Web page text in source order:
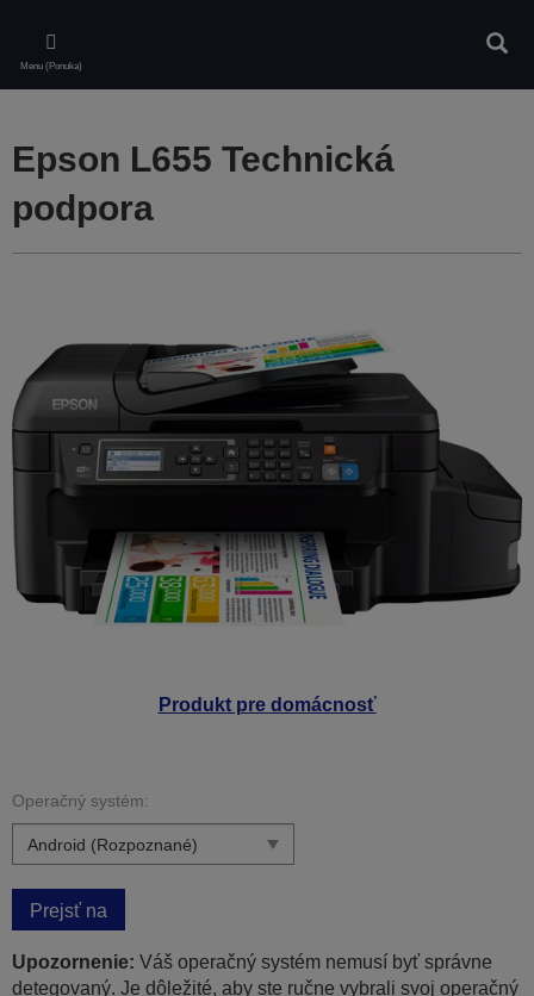
main
content
Menu (Ponuka)
Produkt pre domácnosť
Epson L655 Technická
podpora
Operačný systém:
Prejsť na
Upozornenie: Váš operačný systém nemusí byť správne
detegovaný. Je dôležité, aby ste ručne vybrali svoj operačný